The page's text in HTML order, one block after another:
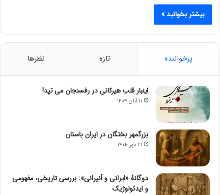
بیشتر بخوانید »
پرخواننده تازه نظرها
اینبار قلب هیرکانی در رفسنجان می تپد!
۱۱ آبان ۱۴۰۴
بزرگمهر بختگان در ایران باستان
۲۱ مهر ۱۴۰۴
دوگانهٔ «ایرانی و اَنیرانی»: بررسی تاریخی، مفهومی
و ایدئولوژیک